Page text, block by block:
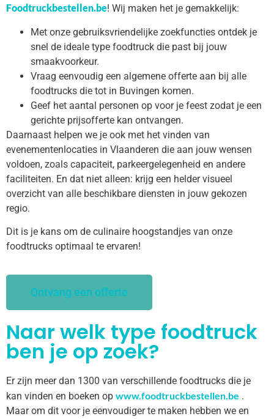
Foodtruckbestellen.be! Wij maken het je gemakkelijk:
Met onze gebruiksvriendelijke zoekfuncties ontdek je
snel de ideale type foodtruck die past bij jouw
smaakvoorkeur.
Vraag eenvoudig een algemene offerte aan bij alle
foodtrucks die tot in Buvingen komen.
Geef het aantal personen op voor je feest zodat je een
gerichte prijsofferte kan ontvangen.
Daarnaast helpen we je ook met het vinden van
evenementenlocaties in Vlaanderen die aan jouw wensen
voldoen, zoals capaciteit, parkeergelegenheid en andere
faciliteiten. En dat niet alleen: krijg een helder visueel
overzicht van alle beschikbare diensten in jouw gekozen
regio.
Dit is je kans om de culinaire hoogstandjes van onze
foodtrucks optimaal te ervaren!
Ontvang een offerte
Naar welk type foodtruck
ben je op zoek?
Er zijn meer dan 1300 van verschillende foodtrucks die je
kan vinden en boeken op www.foodtruckbestellen.be .
Maar om dit voor je eenvoudiger te maken hebben we en